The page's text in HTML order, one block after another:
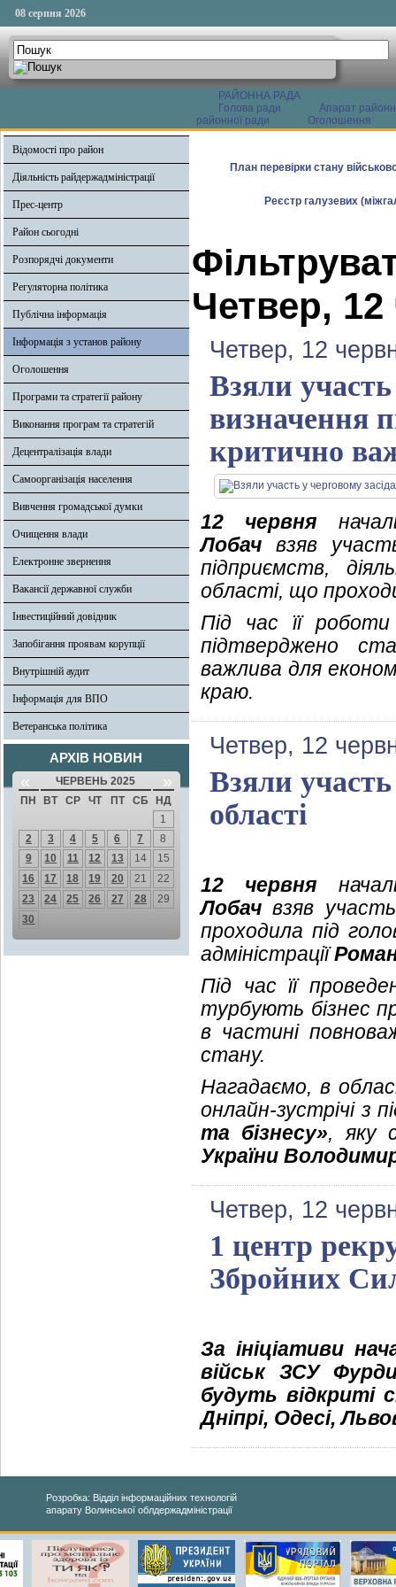
08 серпня 2026
РАЙОННА РАДА
Голова ради
Апарат
районної ради
Оголошення
Відомості про район
Діяльність райдержадміністрації
Прес-центр
Район сьогодні
Розпорядчі документи
Регуляторна політика
Публічна інформація
Інформація з установ району
Оголошення
Програми та стратегії району
Виконання програм та стратегій
Децентралізація влади
Самоорганізація населення
Вивчення громадської думки
Очищення влади
Електронне звернення
Вакансії державної служби
Інвестиційний довідник
Запобігання проявам корупції
Внутрішній аудит
Інформація для ВПО
Ветеранська політика
АРХІВ НОВИН
« ЧЕРВЕНЬ 2025 »
ПН ВТ СР ЧТ ПТ СБ
НД
1
2
3 4 5 6 7
8
9
10 11 12 13 14
15
16
17 18 19 20 21
22
23
24 25 26 27 28
29
30
План перевірки стану
Реєстр галузевих
Четвер,
Четвер, 12
Взяли участь
визначення
критично
12 червня
Лобач взяв
підприємств,
області, що
Під час її
підтверджено
важлива для
краю.
Четвер, 12
Взяли
області
12 червня
Лобач взяв
проходила під
адміністрації
Під час її
турбують бізнес
в частині
стану.
Нагадаємо, в
онлайн-зустрічі з
та бізнесу», яку
України
Четвер, 12
1 центр
Збройних
За ініціативи
військ ЗСУ
будуть відкриті
Дніпрі, Одесі,
Розробка: Відділ інформаційних технологій
апарату Волинської облдержадміністрації